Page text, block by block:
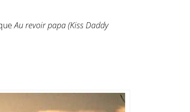
Au revoir papa (Kiss Daddy